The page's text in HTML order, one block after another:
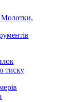
тиску